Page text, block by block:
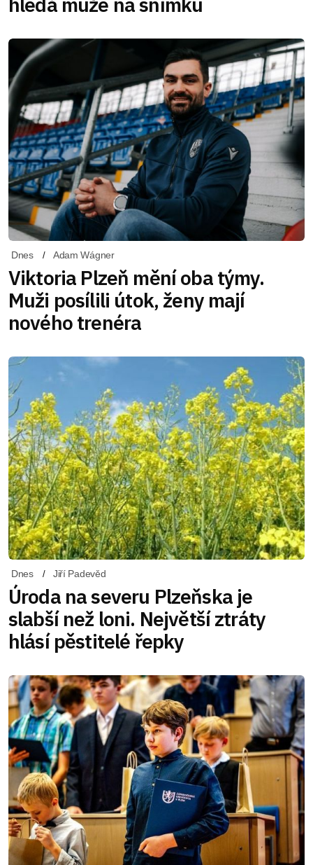
Dnes Adam Wágner
Viktoria Plzeň mění oba týmy.
Muži posílili útok, ženy mají
nového trenéra
Dnes Jiří Padevěd
Úroda na severu Plzeňska je
slabší než loni. Největší ztráty
hlásí pěstitelé řepky